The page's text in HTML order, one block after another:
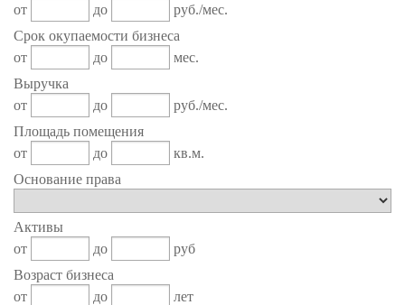
от
до
руб./мес.
Срок окупаемости бизнеса
от
до
мес.
Выручка
от
до
руб./мес.
Площадь помещения
от
до
кв.м.
Основание права
Активы
от
до
руб
Возраст бизнеса
от
до
лет